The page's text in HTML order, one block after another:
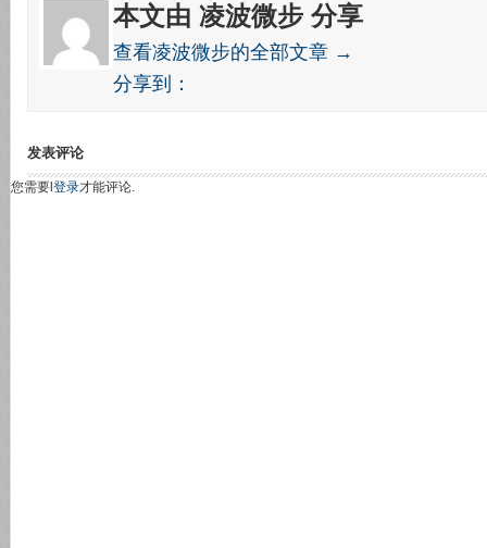
本文由 凌波微步 分享
查看凌波微步的全部文章 →
分享到：
发表评论
您需要l登录才能评论.